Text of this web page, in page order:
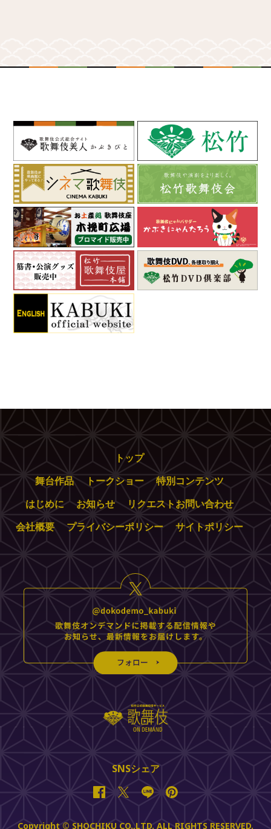
トップ
舞台作品
トークショー
特別コンテンツ
はじめに
お知らせ
リクエストお問い合わせ
会社概要
プライバシーポリシー サイトポリシー
SNSシェア
FacebookTwitterLine
Copyright © SHOCHIKU CO.,LTD. ALL RIGHTS RESERVED.